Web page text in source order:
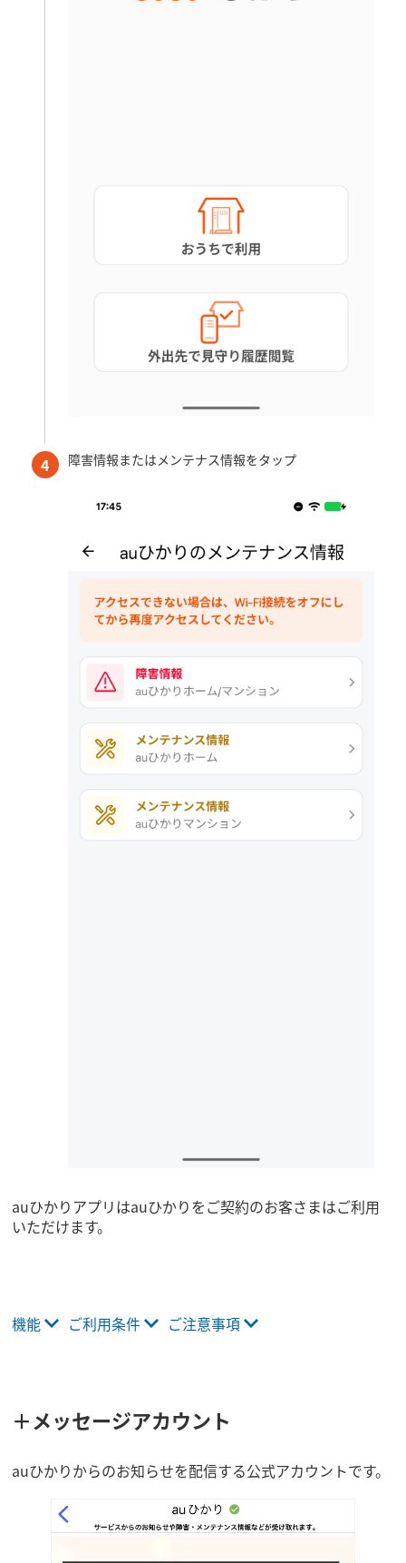
4 障害情報またはメンテナス情報をタップ
auひかりアプリはauひかりをご契約のお客さまはご利用
いただけます。
機能 ご利用条件 ご注意事項
＋メッセージアカウント
auひかりからのお知らせを配信する公式アカウントです。